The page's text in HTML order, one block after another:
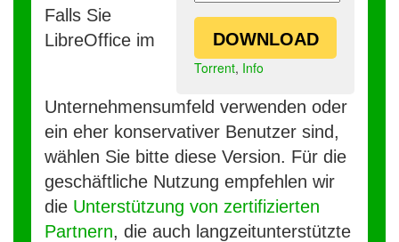
DOWNLOAD
Torrent, Info
Falls Sie
LibreOffice im
Unternehmensumfeld verwenden oder
ein eher konservativer Benutzer sind,
wählen Sie bitte diese Version. Für die
geschäftliche Nutzung empfehlen wir
die Unterstützung von zertifizierten
Partnern, die auch langzeitunterstützte